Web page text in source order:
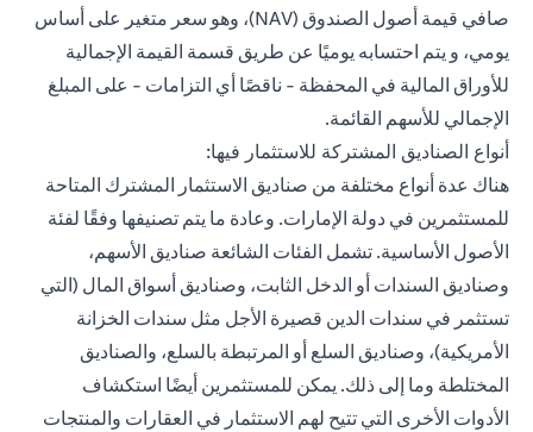
صافي قيمة أصول الصندوق (NAV)، وهو سعر متغير على أساس
يومي، و يتم احتسابه يوميًا عن طريق قسمة القيمة الإجمالية
للأوراق المالية في المحفظة - ناقصًا أي التزامات - على المبلغ
الإجمالي للأسهم القائمة.
أنواع الصناديق المشتركة للاستثمار فيها:
هناك عدة أنواع مختلفة من صناديق الاستثمار المشترك المتاحة
للمستثمرين في دولة الإمارات. وعادة ما يتم تصنيفها وفقًا لفئة
الأصول الأساسية. تشمل الفئات الشائعة صناديق الأسهم،
وصناديق السندات أو الدخل الثابت، وصناديق أسواق المال (التي
تستثمر في سندات الدين قصيرة الأجل مثل سندات الخزانة
الأمريكية)، وصناديق السلع أو المرتبطة بالسلع، والصناديق
المختلطة وما إلى ذلك. يمكن للمستثمرين أيضًا استكشاف
الأدوات الأخرى التي تتيح لهم الاستثمار في العقارات والمنتجات